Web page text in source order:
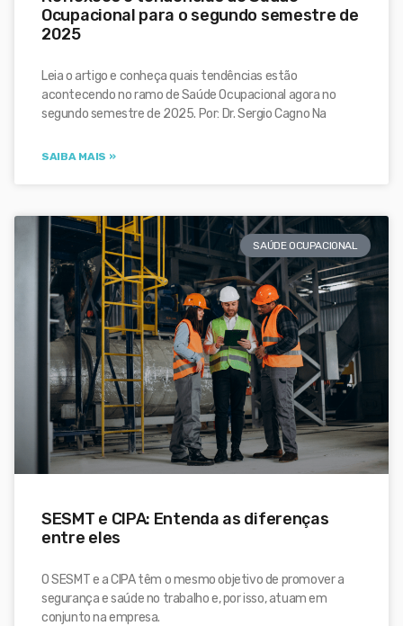
Ocupacional para o segundo semestre de
2025
Leia o artigo e conheça quais tendências estão
acontecendo no ramo de Saúde Ocupacional agora no
segundo semestre de 2025. Por: Dr. Sergio Cagno Na
SAIBA MAIS »
SAÚDE OCUPACIONAL
SESMT e CIPA: Entenda as diferenças
entre eles
O SESMT e a CIPA têm o mesmo objetivo de promover a
segurança e saúde no trabalho e, por isso, atuam em
conjunto na empresa.